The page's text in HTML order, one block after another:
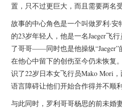
置，只不过更巨大，而且需要两名
故事的中心角色是一个叫做罗利·安
的23岁年轻人，他是一名Jaeger飞
了哥哥——同时也是他操纵
在他心中留下的创伤至今仍未恢复
识了22岁日本女飞行员Mako Mori
语言障碍让他们开始合作得并不顺利
与此同时，罗利哥哥杨思的前未